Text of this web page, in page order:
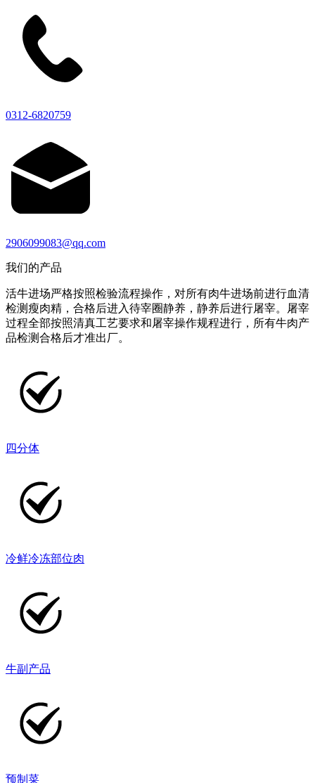
0312-6820759
2906099083@qq.com
我们的产品
活牛进场严格按照检验流程操作，对所有肉牛进场前进行血清
检测瘦肉精，合格后进入待宰圈静养，静养后进行屠宰。屠宰
过程全部按照清真工艺要求和屠宰操作规程进行，所有牛肉产
品检测合格后才准出厂。
四分体
冷鲜冷冻部位肉
牛副产品
预制菜